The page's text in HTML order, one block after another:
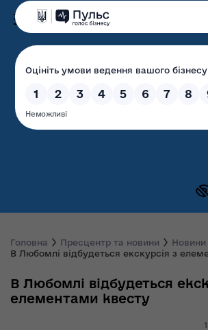
Волинська
державна
Головна Пресцентр та новини
Новини
В Любомлі відбудеться екскурсія з
В Любомлі відбудеться
елементами квесту